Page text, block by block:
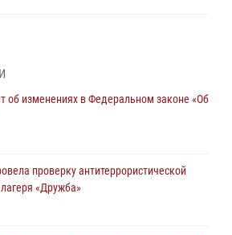
Псковские росгвардейцы за неделю
Дня ВДВ
об изменениях в Федеральном законе «Об
проверку антитеррористической
«Дружба»